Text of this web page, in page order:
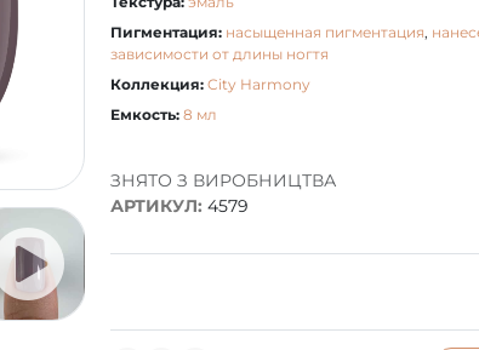
Пигментация: насыщенная пигментация,
зависимости от длины ногтя
Коллекция: City Harmony
Емкость: 8 мл
ЗНЯТО З ВИРОБНИЦТВА
АРТИКУЛ: 4579